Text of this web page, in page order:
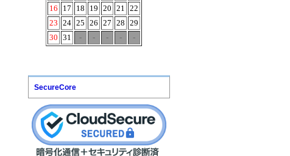
SecureCore